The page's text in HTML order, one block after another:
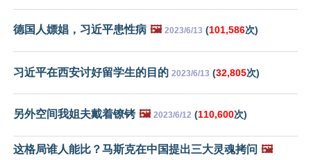
德国人嫖娼，习近平患性病 🖼️ 2023/6/13 (101,586次)
习近平在西安讨好留学生的目的 2023/6/13 (32,805次)
另外空间我姐夫戴着镣铐 🖼️ 2023/6/12 (110,600次)
这格局谁人能比？马斯克在中国提出三大灵魂拷问 🖼️